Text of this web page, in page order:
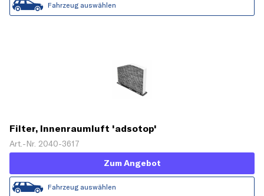
Fahrzeug auswählen
Filter, Innenraumluft 'adsotop'
Art.-Nr. 2040-3617
Zum Angebot
Fahrzeug auswählen